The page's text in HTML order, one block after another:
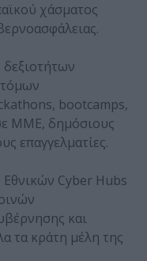
χάσματος
bootcamps,
ΜΜΕ, δημόσιους
επαγγελματίες.
Cyber Hubs
και
τα κράτη μέλη της